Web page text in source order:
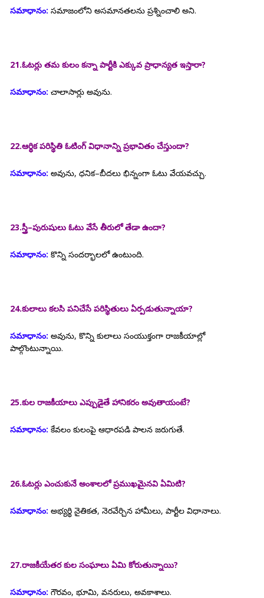
సమాధానం: సమాజంలోని అసమానతలను ప్రశ్నించాలి అని.
21.ఓటర్లు తమ కులం కన్నా పార్టీకి ఎక్కువ ప్రాధాన్యత ఇస్తారా?
సమాధానం: చాలాసార్లు అవును.
22.ఆర్థిక పరిస్థితి ఓటింగ్ విధానాన్ని ప్రభావితం చేస్తుందా?
సమాధానం: అవును, ధనిక–బీదలు భిన్నంగా ఓటు వేయవచ్చు.
23.స్త్రీ–పురుషులు ఓటు వేసే తీరులో తేడా ఉందా?
సమాధానం: కొన్ని సందర్భాలలో ఉంటుంది.
24.కులాలు కలసి పనిచేసే పరిస్థితులు ఏర్పడుతున్నాయా?
సమాధానం: అవును, కొన్ని కులాలు సంయుక్తంగా రాజకీయాల్లో
పాల్గొంటున్నాయి.
25.కుల రాజకీయాలు ఎప్పుడైతే హానికరం అవుతాయంటే?
సమాధానం: కేవలం కులంపై ఆధారపడి పాలన జరుగుతే.
26.ఓటర్లు ఎంచుకునే అంశాలలో ప్రముఖమైనవి ఏమిటి?
సమాధానం: అభ్యర్థి నైతికత, నెరవేర్చిన హామీలు, పార్టీల విధానాలు.
27.రాజకీయేతర కుల సంఘాలు ఏమి కోరుతున్నాయి?
సమాధానం: గౌరవం, భూమి, వనరులు, అవకాశాలు.